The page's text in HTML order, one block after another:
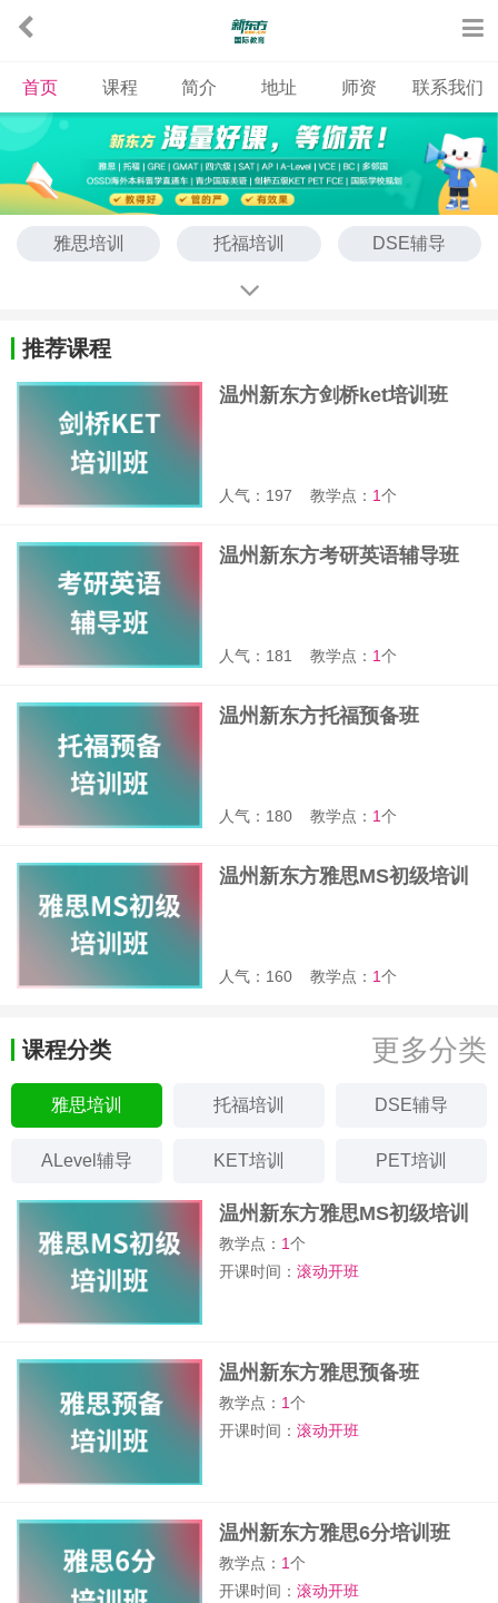
首页 课程 简介 地址 师资 联系我们
雅思培训 托福培训 DSE辅导
KET培训
FCE培训
OSSD国际课程
推荐课程
温州新东方剑桥ket培训班
人气：197 教学点： 1个
温州新东方考研英语辅导班
人气：181 教学点： 1个
温州新东方托福预备班
人气：180 教学点： 1个
温州新东方雅思MS初级培训
人气：160 教学点： 1个
课程分类 更多分类
雅思培训 托福培训 DSE辅导
ALevel辅导 KET培训 PET培训
温州新东方雅思MS初级培训
班
教学点： 1个
开课时间：滚动开班
温州新东方雅思预备班
教学点： 1个
开课时间：滚动开班
温州新东方雅思6分培训班
教学点： 1个
开课时间：滚动开班